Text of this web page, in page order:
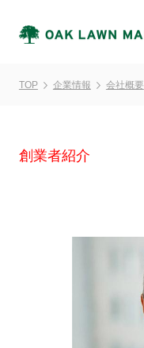
TOP 企業情報 会社概要
創業者紹介